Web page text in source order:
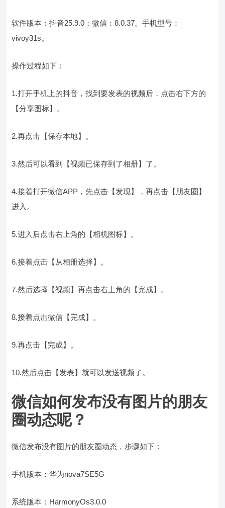
软件版本：抖音25.9.0；微信：8.0.37。手机型号：
vivoy31s。
操作过程如下：
1.打开手机上的抖音，找到要发表的视频后，点击右下方的
【分享图标】。
2.再点击【保存本地】。
3.然后可以看到【视频已保存到了相册】了。
4.接着打开微信APP，先点击【发现】，再点击【朋友圈】
进入。
5.进入后点击右上角的【相机图标】。
6.接着点击【从相册选择】。
7.然后选择【视频】再点击右上角的【完成】。
8.接着点击微信【完成】。
9.再点击【完成】。
10.然后点击【发表】就可以发送视频了。
微信如何发布没有图片的朋友
圈动态呢？
微信发布没有图片的朋友圈动态，步骤如下：
手机版本：华为nova7SE5G
系统版本：HarmonyOs3.0.0